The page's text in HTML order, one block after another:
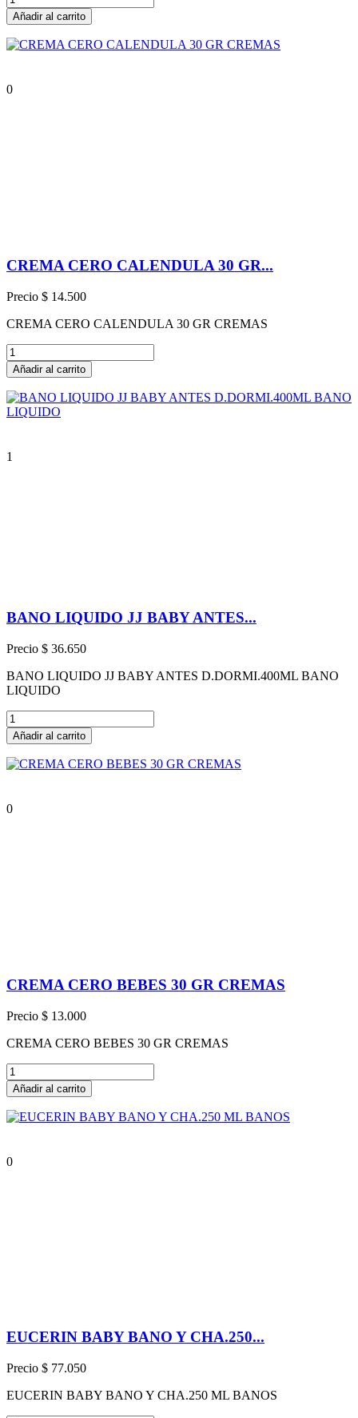
Añadir al carrito
0
CREMA CERO CALENDULA 30 GR...
Precio $ 14.500
CREMA CERO CALENDULA 30 GR CREMAS
Añadir al carrito
1
BANO LIQUIDO JJ BABY ANTES...
Precio $ 36.650
BANO LIQUIDO JJ BABY ANTES D.DORMI.400ML BANO
LIQUIDO
Añadir al carrito
0
CREMA CERO BEBES 30 GR CREMAS
Precio $ 13.000
CREMA CERO BEBES 30 GR CREMAS
Añadir al carrito
0
EUCERIN BABY BANO Y CHA.250...
Precio $ 77.050
EUCERIN BABY BANO Y CHA.250 ML BANOS